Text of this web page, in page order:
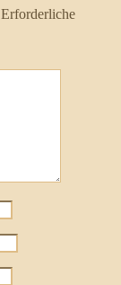
Erforderliche